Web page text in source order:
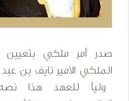
صدر أمر ملكي
الملكي الأمير نايف بن
ولياً للعهد هذا